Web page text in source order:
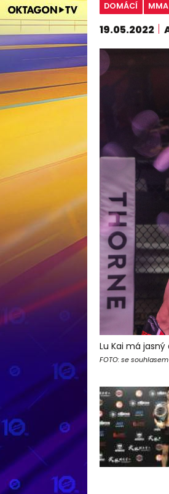
DOMÁCÍ MMA
19.05.2022
Lu Kai má jasný
FOTO: se